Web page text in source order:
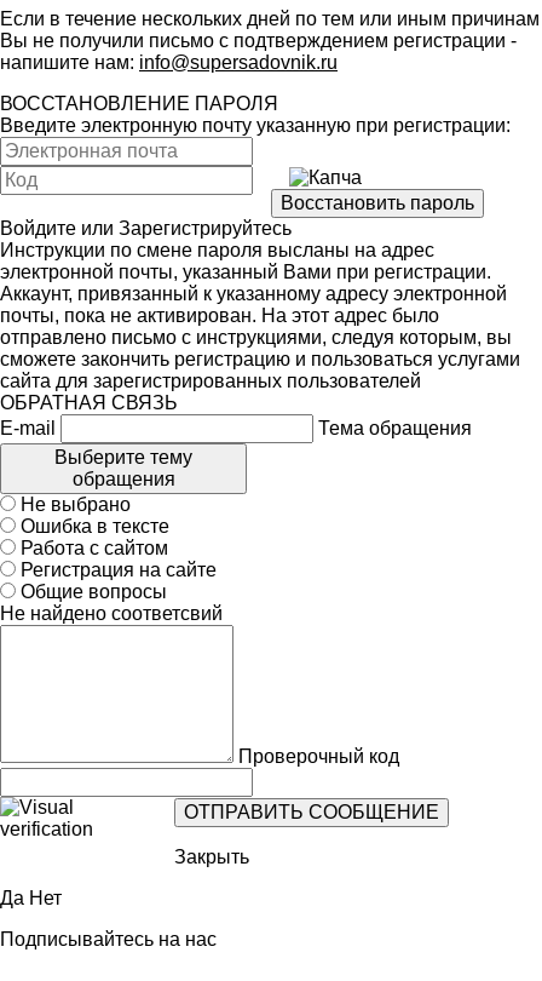
Если в течение нескольких дней по тем или иным причинам
Вы не получили письмо с подтверждением регистрации -
напишите нам: info@supersadovnik.ru
ВОССТАНОВЛЕНИЕ ПАРОЛЯ
Введите электронную почту указанную при регистрации:
Войдите или Зарегистрируйтесь
Инструкции по смене пароля высланы на адрес
электронной почты, указанный Вами при регистрации.
Аккаунт, привязанный к указанному адресу электронной
почты, пока не активирован. На этот адрес было
отправлено письмо с инструкциями, следуя которым, вы
сможете закончить регистрацию и пользоваться услугами
сайта для зарегистрированных пользователей
ОБРАТНАЯ СВЯЗЬ
E-mail
Тема обращения
Выберите тему
обращения
Не выбрано
Ошибка в тексте
Работа с сайтом
Регистрация на сайте
Общие вопросы
Не найдено соответсвий
Проверочный код
Закрыть
Да Нет
Подписывайтесь на нас